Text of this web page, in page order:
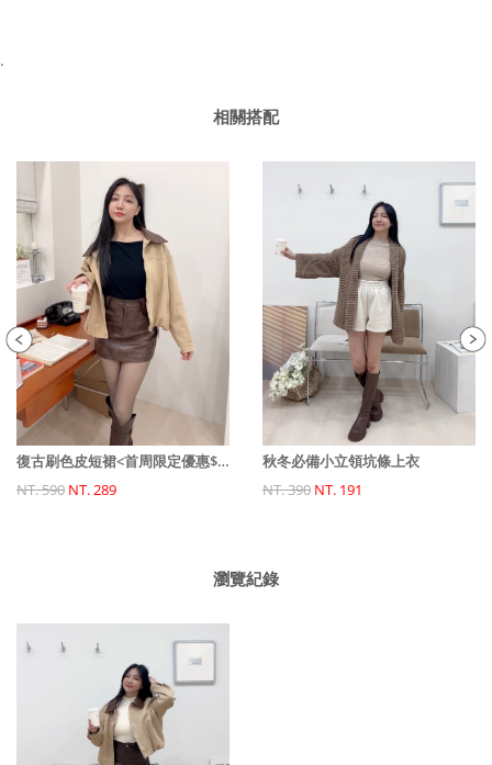
.
相關搭配
復古刷色皮短裙<首周限定優惠$399中>
NT. 590 NT. 289
秋冬必備小立領坑條上衣
NT. 390 NT. 191
瀏覽紀錄